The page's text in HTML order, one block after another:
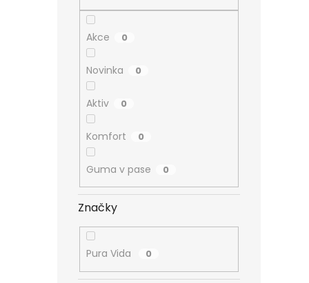
Akce 0
Novinka 0
Aktiv 0
Komfort 0
Guma v pase 0
Značky
Pura Vida 0